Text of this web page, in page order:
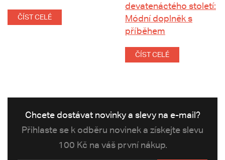
ČÍST CELÉ
devatenáctého století:
Módní doplněk s
příběhem
ČÍST CELÉ
Chcete dostávat novinky a slevy na e-mail?
Přihlaste se k odběru novinek a získejte slevu
100 Kč na váš první nákup.